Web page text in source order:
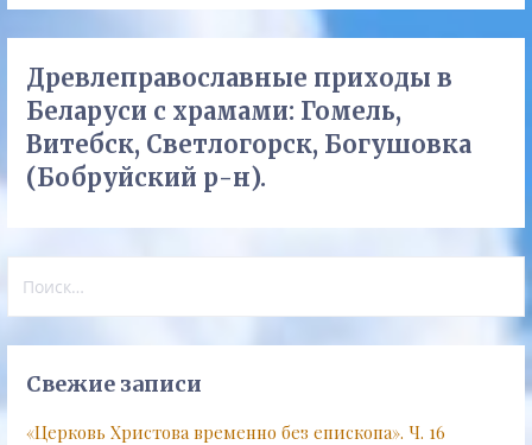
Древлеправославные приходы в
Беларуси с храмами: Гомель,
Витебск, Светлогорск, Богушовка
(Бобруйский р-н).
Свежие записи
«Церковь Христова временно без епископа». Ч. 16